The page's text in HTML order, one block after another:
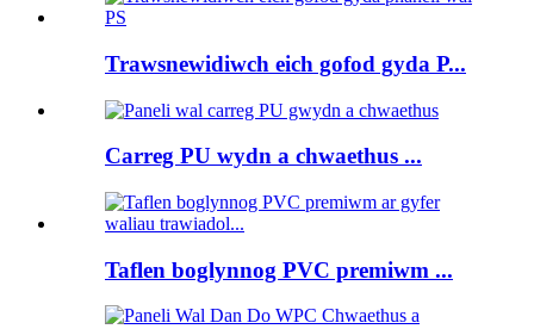
Trawsnewidiwch eich gofod gyda P...
Carreg PU wydn a chwaethus ...
Taflen boglynnog PVC premiwm ...